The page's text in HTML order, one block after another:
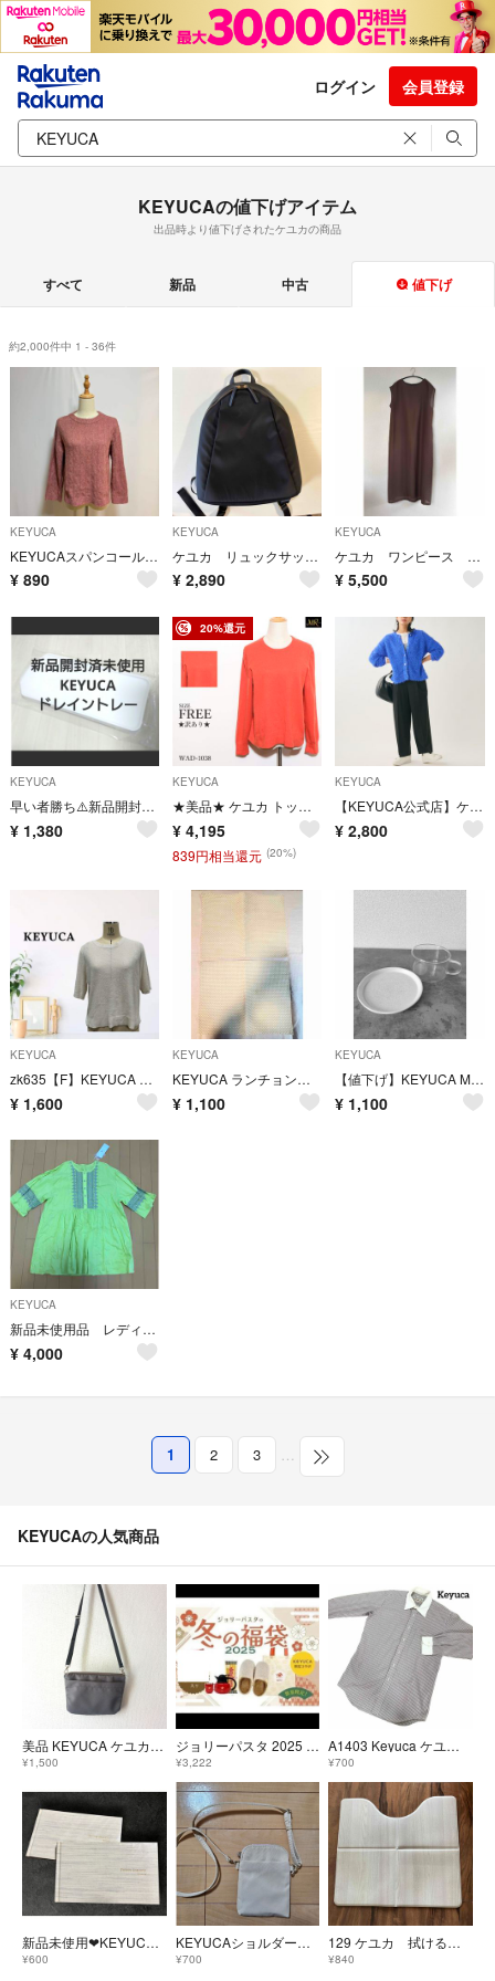
ログイン 会員登録
KEYUCAの値下げアイテム
出品時より値下げされたケユカの商品
すべて 新品 中古 値下げ
約2,000件中 1 - 36件
KEYUCA
KEYUCAスパンコールビジューケーブル編みニットセーター F ピンク
¥ 890
KEYUCA
ケユカ リュックサック N撥水ルルエリュック ビジネスバック
¥ 2,890
KEYUCA
ケユカ ワンピース パーカー アンサンブル
¥ 5,500
KEYUCA
早い者勝ち⚠️新品開封済未使用 KEYUCA ドレイントレー 白 梱包済
¥ 1,380
20%還元
KEYUCA
★美品★ ケユカ トップス ニット 長袖 Uネック 無地 シンプル カジュアル
¥ 4,195
839円相当還元 (20%)
KEYUCA
【KEYUCA公式店】ケユカMIXヤーンニットカーディガン
¥ 2,800
KEYUCA
zk635【F】KEYUCA Tシャツ/カットソー 透かし編み 半袖
¥ 1,600
KEYUCA
KEYUCA ランチョンマット 2枚
¥ 1,100
KEYUCA
【値下げ】KEYUCA Mod耐熱ガラスマグ 400ml & souプレート 14cm
¥ 1,100
KEYUCA
新品未使用品 レディーストップス ケユカ 五分袖 刺繍チュニック
¥ 4,000
1 2 3 …
KEYUCAの人気商品
美品 KEYUCA ケユカ ショルダーバック ポシェット ミニバッグ
¥1,500
ジョリーパスタ 2025 KEYUCA コラボ マグ ポット 5点セット
¥3,222
A1403 Keyuca ケユカ シャツ 長袖 チェック ピンク×白
¥700
新品未使用❤︎KEYUCA ケユカ フォトアルバム 10p 20枚 9冊まで
¥600
KEYUCAショルダーポーチ
¥700
129 ケユカ 拭けるトイレマット抗菌 防カビ 防炎 55×60cm
¥840